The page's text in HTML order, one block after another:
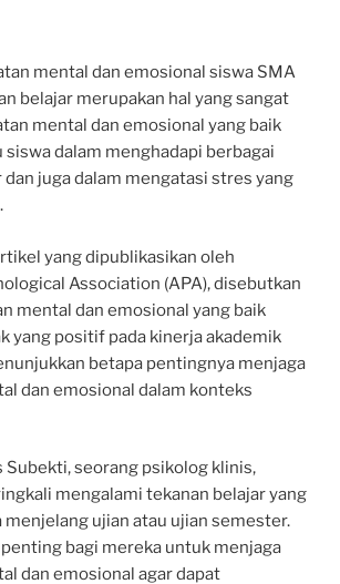
mental dan emosional siswa SMA
belajar merupakan hal yang sangat
mental dan emosional yang baik
dalam menghadapi berbagai
juga dalam mengatasi stres yang
yang dipublikasikan oleh
Association (APA), disebutkan
mental dan emosional yang baik
yang positif pada kinerja akademik
betapa pentingnya menjaga
dan emosional dalam konteks
Subekti, seorang psikolog klinis,
mengalami tekanan belajar yang
ujian atau ujian semester.
bagi mereka untuk menjaga
dan emosional agar dapat